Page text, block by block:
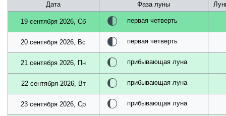
Дата Фаза луны
19 сентября 2026, Сб первая четверть
20 сентября 2026, Вс первая четверть
21 сентября 2026, Пн прибывающая луна
22 сентября 2026, Вт прибывающая луна
23 сентября 2026, Ср прибывающая луна